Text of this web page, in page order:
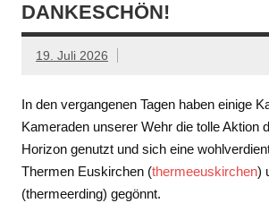
ANKESCHÖN!
19. Juli 2026
In den vergangenen Tagen haben einige
Kameraden unserer Wehr die tolle Aktion
Horizon genutzt und sich eine
Thermen Euskirchen (thermeeuskirchen)
(thermeerding) gegönnt.